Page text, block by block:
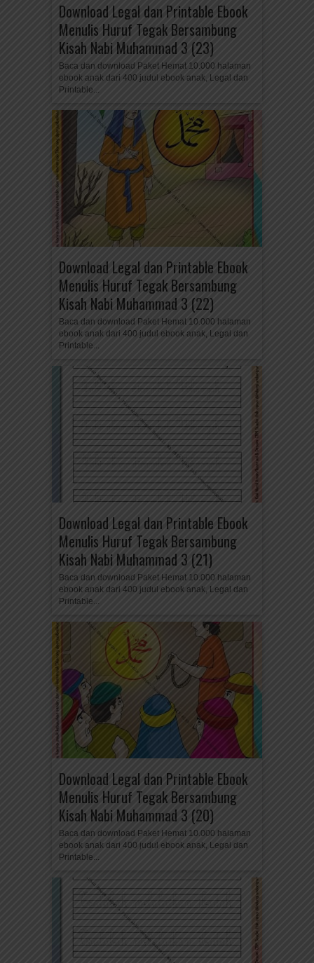
Download Legal dan Printable Ebook
Menulis Huruf Tegak Bersambung
Kisah Nabi Muhammad 3 (23)
Baca dan download Paket Hemat 10.000 halaman
ebook anak dari 400 judul ebook anak, Legal dan
Printable...
Download Legal dan Printable Ebook
Menulis Huruf Tegak Bersambung
Kisah Nabi Muhammad 3 (22)
Baca dan download Paket Hemat 10.000 halaman
ebook anak dari 400 judul ebook anak, Legal dan
Printable...
Download Legal dan Printable Ebook
Menulis Huruf Tegak Bersambung
Kisah Nabi Muhammad 3 (21)
Baca dan download Paket Hemat 10.000 halaman
ebook anak dari 400 judul ebook anak, Legal dan
Printable...
Download Legal dan Printable Ebook
Menulis Huruf Tegak Bersambung
Kisah Nabi Muhammad 3 (20)
Baca dan download Paket Hemat 10.000 halaman
ebook anak dari 400 judul ebook anak, Legal dan
Printable...